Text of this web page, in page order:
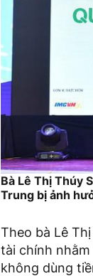
Bà Lê Thị Thúy
Trung bị ảnh
Theo bà Lê
tài chính
không dùng